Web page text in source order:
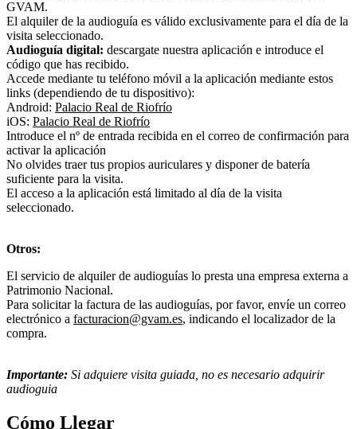
GVAM.
El alquiler de la audioguía es válido exclusivamente para el día de la
visita seleccionado.
Audioguía digital: descargate nuestra aplicación e introduce el
código que has recibido.
Accede mediante tu teléfono móvil a la aplicación mediante estos
links (dependiendo de tu dispositivo):
Android: Palacio Real de Riofrío
iOS: Palacio Real de Riofrío
Introduce el nº de entrada recibida en el correo de confirmación para
activar la aplicación
No olvides traer tus propios auriculares y disponer de batería
suficiente para la visita.
El acceso a la aplicación está limitado al día de la visita
seleccionado.
Otros:
El servicio de alquiler de audioguías lo presta una empresa externa a
Patrimonio Nacional.
Para solicitar la factura de las audioguías, por favor, envíe un correo
electrónico a facturacion@gvam.es, indicando el localizador de la
compra.
Importante: Si adquiere visita guiada, no es necesario adquirir
audioguia
Cómo Llegar